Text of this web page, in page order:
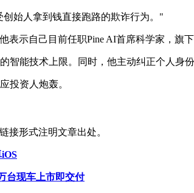
始人拿到钱直接跑路的欺诈行为。"
示自己目前任职Pine AI首席科学家，旗
智能技术上限。同时，他主动纠正个人身
投资人炮轰。
接形式注明文章出处。
台现车上市即交付